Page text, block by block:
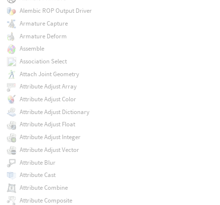
Alembic ROP Output Driver
Armature Capture
Armature Deform
Assemble
Association Select
Attach Joint Geometry
Attribute Adjust Array
Attribute Adjust Color
Attribute Adjust Dictionary
Attribute Adjust Float
Attribute Adjust Integer
Attribute Adjust Vector
Attribute Blur
Attribute Cast
Attribute Combine
Attribute Composite